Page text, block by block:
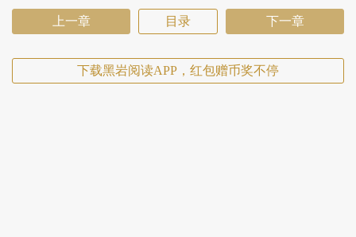
上一章 目录 下一章
下载黑岩阅读APP，红包赠币奖不停